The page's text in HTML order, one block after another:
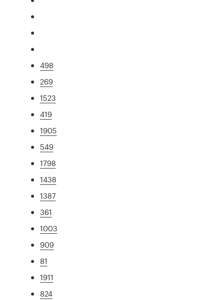
498
269
1523
419
1905
549
1798
1438
1387
361
1003
909
81
1911
824